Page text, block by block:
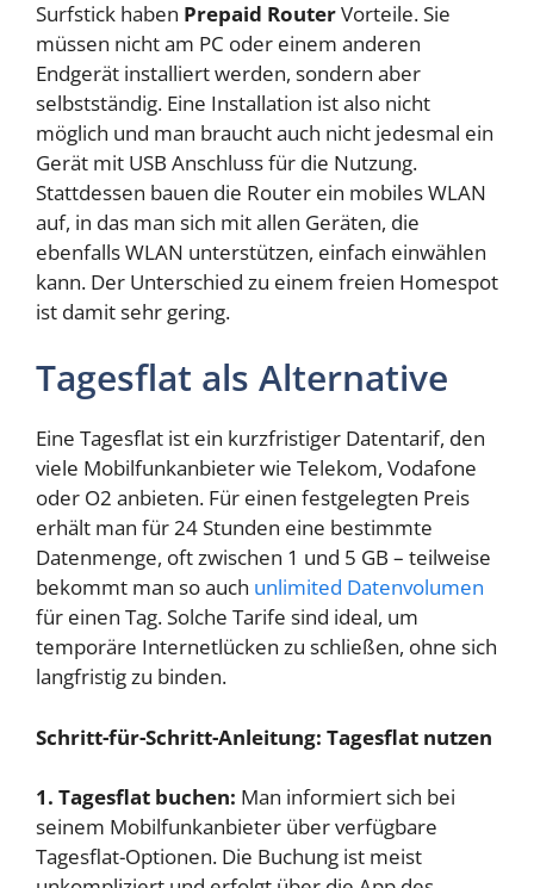
Surfstick haben Prepaid RouterVorteile. Sie
müssen nicht am PC oder einem anderen
Endgerät installiert werden, sondern aber
selbstständig. Eine Installation ist also nicht
möglich und man braucht auch nicht jedesmal ein
Gerät mit USB Anschluss für die Nutzung.
Stattdessen bauen die Router ein mobiles WLAN
auf, in das man sich mit allen Geräten, die
ebenfalls WLAN unterstützen, einfach einwählen
kann. Der Unterschied zu einem freien Homespot
ist damit sehr gering.
Tagesflat als Alternative
Eine Tagesflat ist ein kurzfristiger Datentarif, den
viele Mobilfunkanbieter wie Telekom, Vodafone
oder O2 anbieten. Für einen festgelegten Preis
erhält man für 24 Stunden eine bestimmte
Datenmenge, oft zwischen 1 und 5 GB – teilweise
bekommt man so auch unlimited Datenvolumen
für einen Tag. Solche Tarife sind ideal, um
temporäre Internetlücken zu schließen, ohne sich
langfristig zu binden.
Schritt-für-Schritt-Anleitung: Tagesflat nutzen
1. Tagesflat buchen: Man informiert sich bei
seinem Mobilfunkanbieter über verfügbare
Tagesflat-Optionen. Die Buchung ist meist